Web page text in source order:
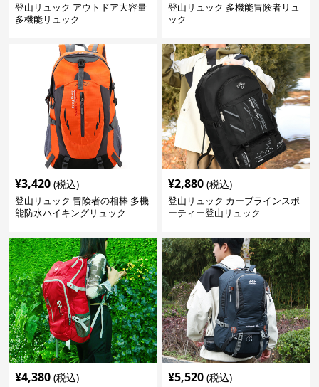
登山リュック アウトドア大容量
多機能リュック
登山リュック 多機能冒険者リュ
ック
¥3,420 (税込)
登山リュック 冒険者の相棒 多機
能防水ハイキングリュック
¥2,880 (税込)
登山リュック カーブラインスポ
ーティー登山リュック
¥4,380 (税込) ¥5,520 (税込)